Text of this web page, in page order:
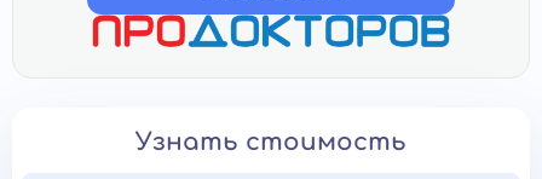
Узнать стоимость